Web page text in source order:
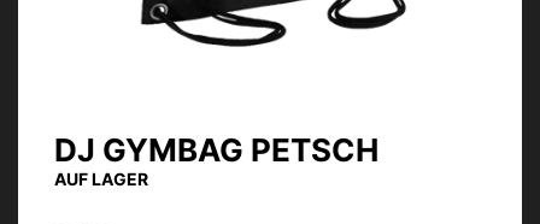
DJ GYMBAG PETSCH
AUF LAGER
Zum
Anfang
der